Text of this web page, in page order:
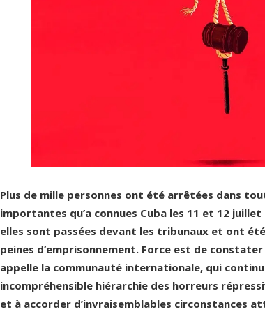
Plus de mille personnes ont été arrêtées dans
importantes qu’a connues Cuba les 11 et 12
elles sont passées devant les tribunaux et ont
peines d’emprisonnement. Force est de constater
appelle la communauté internationale, qui
incompréhensible hiérarchie des horreurs
et à accorder d’invraisemblables circonstances